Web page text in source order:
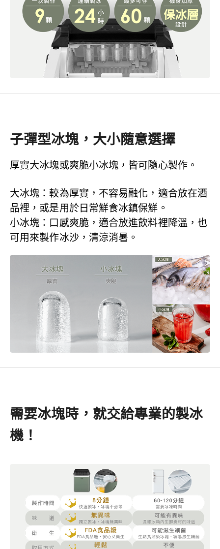
子彈型冰塊，大小隨意選擇
厚實大冰塊或爽脆小冰塊，皆可隨心製作。
大冰塊：較為厚實，不容易融化，適合放在酒
品裡，或是用於日常鮮食冰鎮保鮮。
小冰塊：口感爽脆，適合放進飲料裡降溫，也
可用來製作冰沙，清涼消暑。
需要冰塊時，就交給專業的製冰
機！